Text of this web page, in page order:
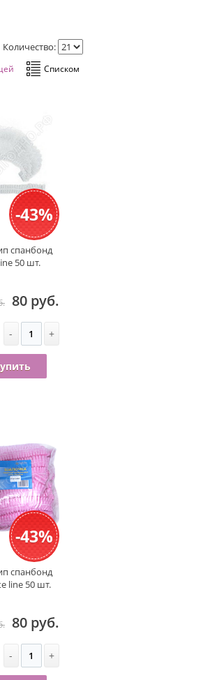
Количество:
-43%
спанбонд
50 шт.
80 руб.
- +
-43%
спанбонд
line 50 шт.
80 руб.
- +